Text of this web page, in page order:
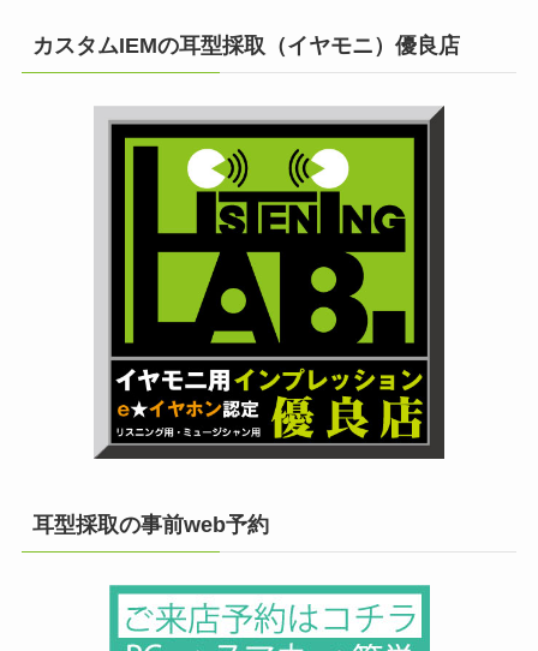
カスタムIEMの耳型採取（イヤモニ）優良店
耳型採取の事前web予約